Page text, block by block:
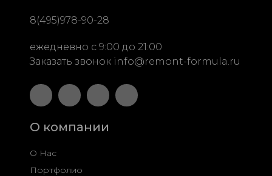
8(495)978-90-28
ежедневно с 9:00 до 21:00
Заказать звонок info@remont-formula.ru
О компании
О Нас
Портфолио